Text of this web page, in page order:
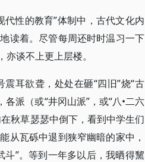
性的教育”体制中，古代文化内
读着。尽管每周还时时温习一下
谈不上更上层楼。
耳欲聋，处处在砸“四旧”烧“古
派（或“井冈山派”，或“八•二六
秋草瑟瑟中倒下，看到中学生们
从瓦砾中退到狭窄幽暗的家中，
”。等到一年多以后，我晒得黧